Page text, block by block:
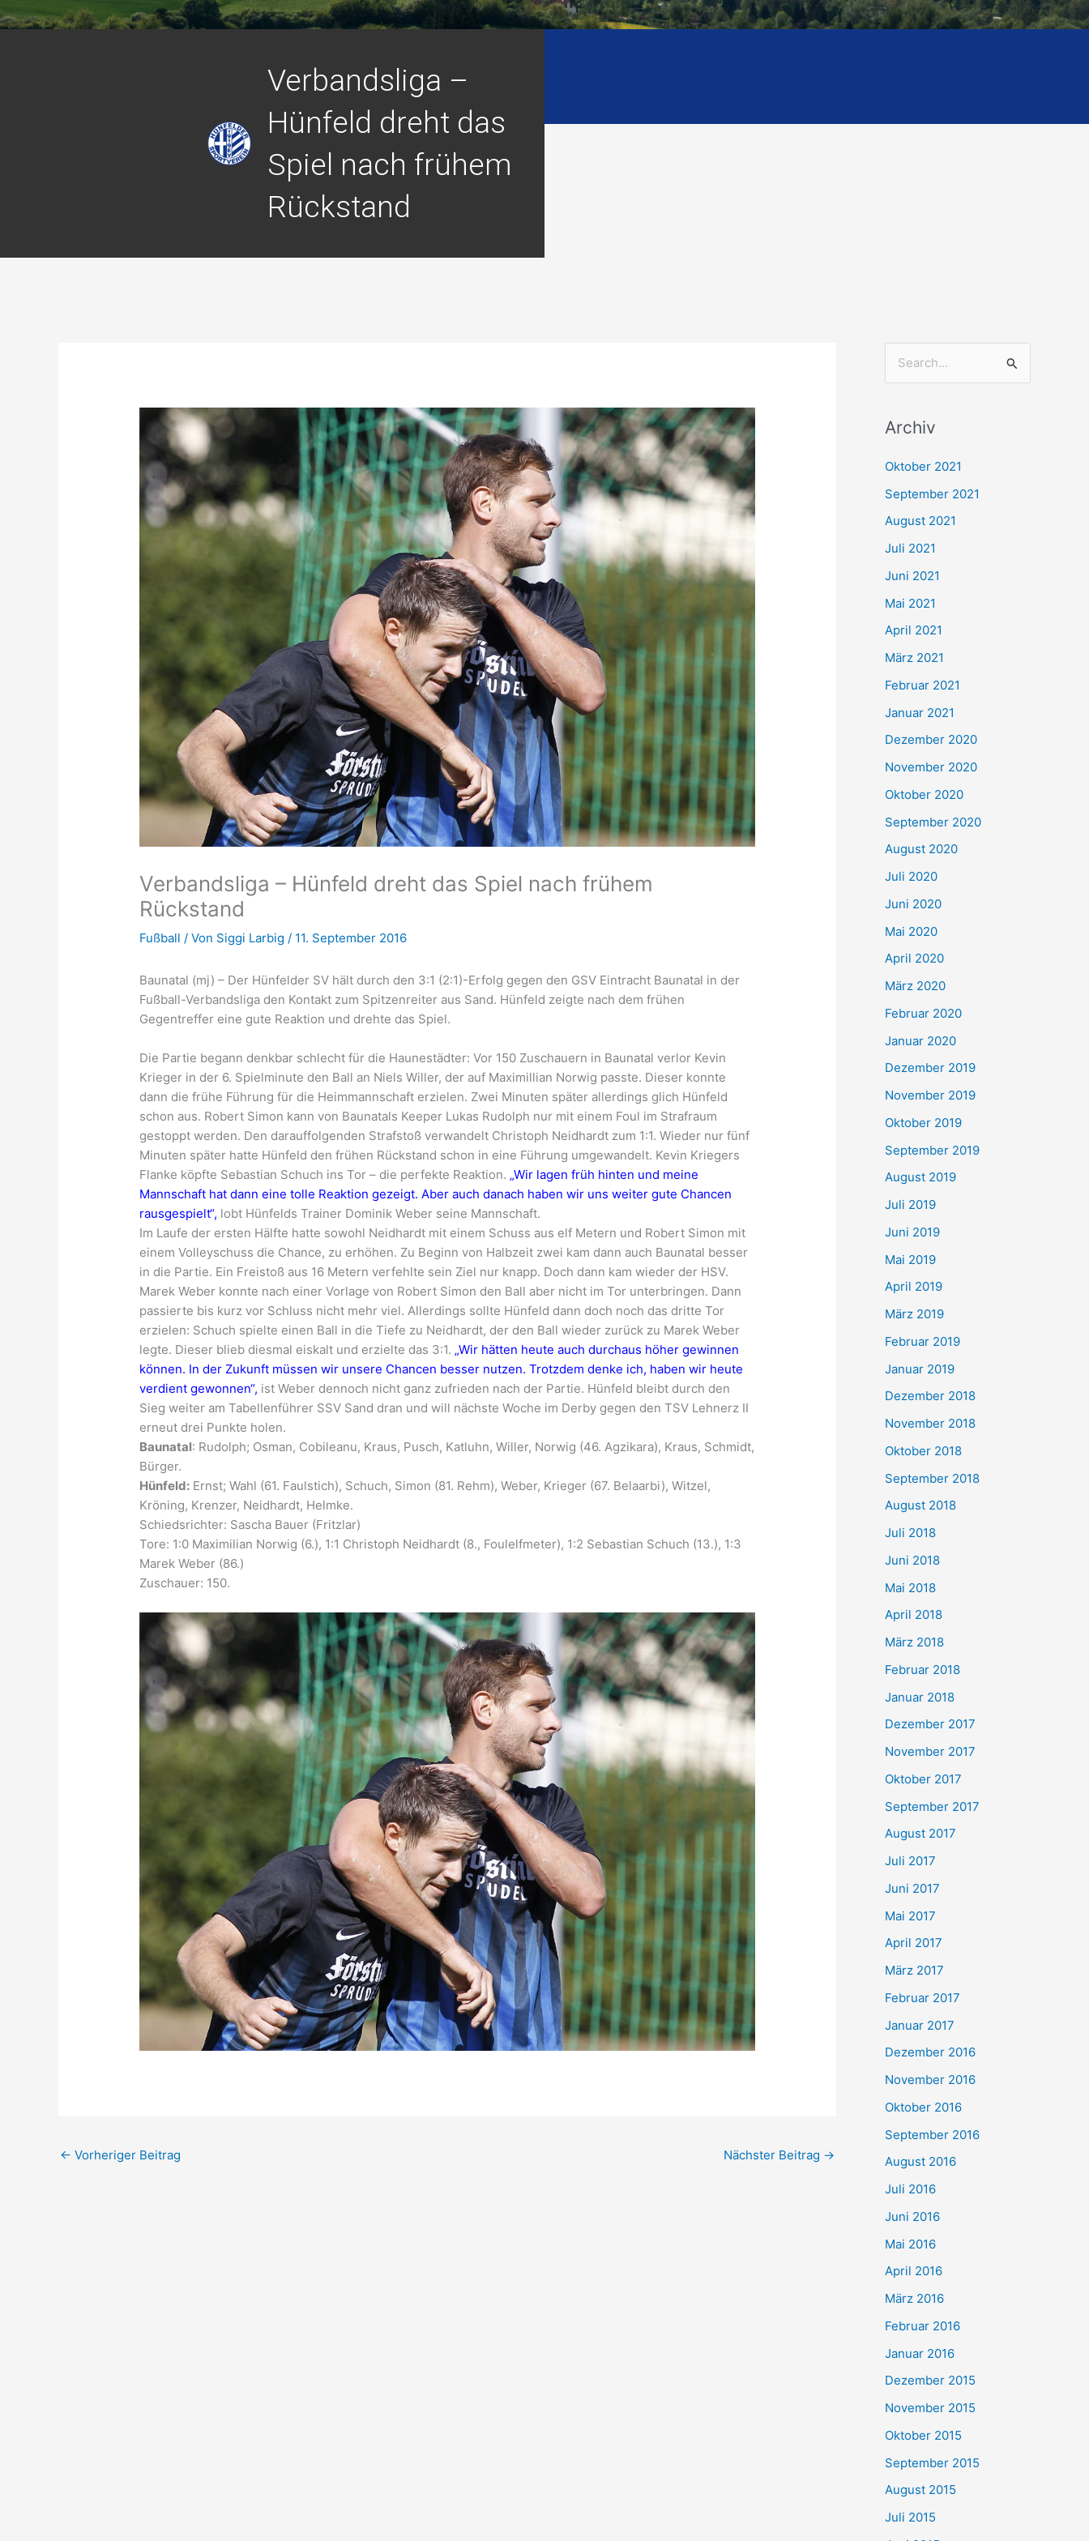
Verbandsliga –
Hünfeld dreht das
Spiel nach frühem
Rückstand
Verbandsliga – Hünfeld dreht das Spiel nach frühem
Rückstand
Fußball / Von Siggi Larbig / 11. September 2016
Baunatal (mj) – Der Hünfelder SV hält durch den 3:1 (2:1)-Erfolg gegen den GSV Eintracht Baunatal in der
Fußball-Verbandsliga den Kontakt zum Spitzenreiter aus Sand. Hünfeld zeigte nach dem frühen
Gegentreffer eine gute Reaktion und drehte das Spiel.
Die Partie begann denkbar schlecht für die Haunestädter: Vor 150 Zuschauern in Baunatal verlor Kevin
Krieger in der 6. Spielminute den Ball an Niels Willer, der auf Maximillian Norwig passte. Dieser konnte
dann die frühe Führung für die Heimmannschaft erzielen. Zwei Minuten später allerdings glich Hünfeld
schon aus. Robert Simon kann von Baunatals Keeper Lukas Rudolph nur mit einem Foul im Strafraum
gestoppt werden. Den darauffolgenden Strafstoß verwandelt Christoph Neidhardt zum 1:1. Wieder nur fünf
Minuten später hatte Hünfeld den frühen Rückstand schon in eine Führung umgewandelt. Kevin Kriegers
Flanke köpfte Sebastian Schuch ins Tor – die perfekte Reaktion. „Wir lagen früh hinten und meine
Mannschaft hat dann eine tolle Reaktion gezeigt. Aber auch danach haben wir uns weiter gute Chancen
rausgespielt“, lobt Hünfelds Trainer Dominik Weber seine Mannschaft.
Im Laufe der ersten Hälfte hatte sowohl Neidhardt mit einem Schuss aus elf Metern und Robert Simon mit
einem Volleyschuss die Chance, zu erhöhen. Zu Beginn von Halbzeit zwei kam dann auch Baunatal besser
in die Partie. Ein Freistoß aus 16 Metern verfehlte sein Ziel nur knapp. Doch dann kam wieder der HSV.
Marek Weber konnte nach einer Vorlage von Robert Simon den Ball aber nicht im Tor unterbringen. Dann
passierte bis kurz vor Schluss nicht mehr viel. Allerdings sollte Hünfeld dann doch noch das dritte Tor
erzielen: Schuch spielte einen Ball in die Tiefe zu Neidhardt, der den Ball wieder zurück zu Marek Weber
legte. Dieser blieb diesmal eiskalt und erzielte das 3:1. „Wir hätten heute auch durchaus höher gewinnen
können. In der Zukunft müssen wir unsere Chancen besser nutzen. Trotzdem denke ich, haben wir heute
verdient gewonnen“, ist Weber dennoch nicht ganz zufrieden nach der Partie. Hünfeld bleibt durch den
Sieg weiter am Tabellenführer SSV Sand dran und will nächste Woche im Derby gegen den TSV Lehnerz II
erneut drei Punkte holen.
Baunatal: Rudolph; Osman, Cobileanu, Kraus, Pusch, Katluhn, Willer, Norwig (46. Agzikara), Kraus, Schmidt,
Bürger.
Hünfeld: Ernst; Wahl (61. Faulstich), Schuch, Simon (81. Rehm), Weber, Krieger (67. Belaarbi), Witzel,
Kröning, Krenzer, Neidhardt, Helmke.
Schiedsrichter: Sascha Bauer (Fritzlar)
Tore: 1:0 Maximilian Norwig (6.), 1:1 Christoph Neidhardt (8., Foulelfmeter), 1:2 Sebastian Schuch (13.), 1:3
Marek Weber (86.)
Zuschauer: 150.
← Vorheriger Beitrag Nächster Beitrag →
h
e
n
h
:
Archiv
Oktober 2021
September 2021
August 2021
Juli 2021
Juni 2021
Mai 2021
April 2021
März 2021
Februar 2021
Januar 2021
Dezember 2020
November 2020
Oktober 2020
September 2020
August 2020
Juli 2020
Juni 2020
Mai 2020
April 2020
März 2020
Februar 2020
Januar 2020
Dezember 2019
November 2019
Oktober 2019
September 2019
August 2019
Juli 2019
Juni 2019
Mai 2019
April 2019
März 2019
Februar 2019
Januar 2019
Dezember 2018
November 2018
Oktober 2018
September 2018
August 2018
Juli 2018
Juni 2018
Mai 2018
April 2018
März 2018
Februar 2018
Januar 2018
Dezember 2017
November 2017
Oktober 2017
September 2017
August 2017
Juli 2017
Juni 2017
Mai 2017
April 2017
März 2017
Februar 2017
Januar 2017
Dezember 2016
November 2016
Oktober 2016
September 2016
August 2016
Juli 2016
Juni 2016
Mai 2016
April 2016
März 2016
Februar 2016
Januar 2016
Dezember 2015
November 2015
Oktober 2015
September 2015
August 2015
Juli 2015